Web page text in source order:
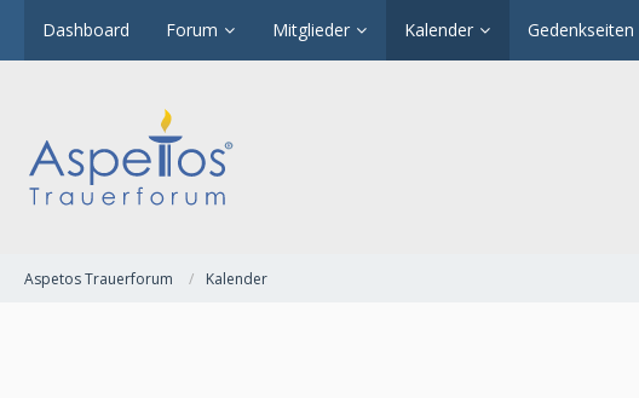
Dashboard Forum Mitglieder Kalender Gedenkseiten
Aspetos Trauerforum Kalender